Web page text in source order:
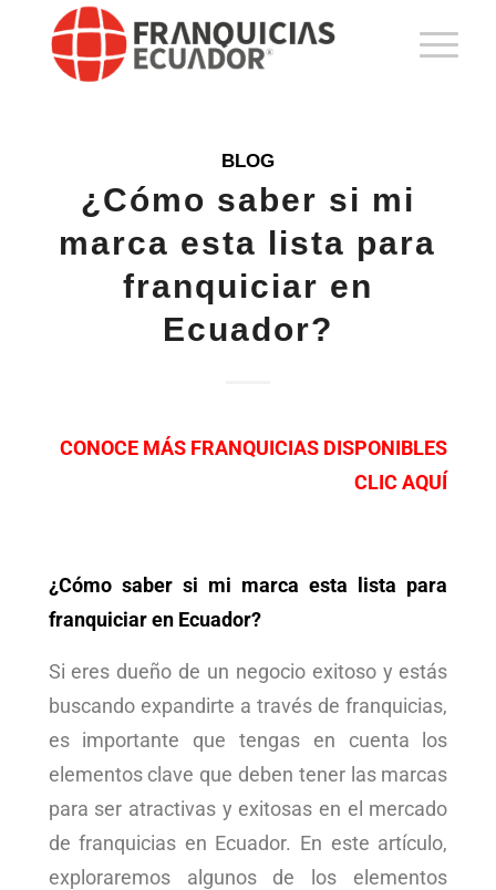
BLOG
¿Cómo saber si mi
marca esta lista para
franquiciar en
Ecuador?
CONOCE MÁS FRANQUICIAS DISPONIBLES
CLIC AQUÍ
¿Cómo saber si mi marca esta lista para
franquiciar en Ecuador?
Si eres dueño de un negocio exitoso y estás
buscando expandirte a través de franquicias,
es importante que tengas en cuenta los
elementos clave que deben tener las marcas
para ser atractivas y exitosas en el mercado
de franquicias en Ecuador. En este artículo,
exploraremos algunos de los elementos